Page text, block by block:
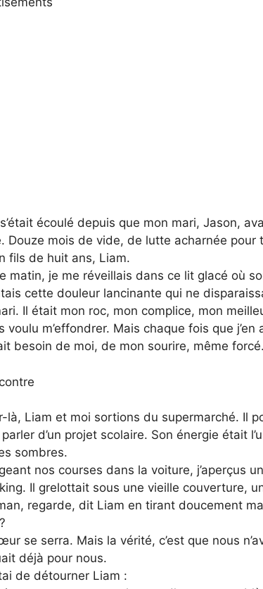
écoulé depuis que mon mari, Jason,
Douze mois de vide, de lutte acharnée
fils de huit ans, Liam.
matin, je me réveillais dans ce lit glacé où
cette douleur lancinante qui ne
Il était mon roc, mon complice, mon
voulu m’effondrer. Mais chaque fois que
besoin de moi, de mon sourire, même forcé.
là, Liam et moi sortions du supermarché. Il
d’un projet scolaire. Son énergie était
sombres.
nos courses dans la voiture, j’aperçus
Il grelottait sous une vieille couverture,
regarde, dit Liam en tirant doucement
se serra. Mais la vérité, c’est que nous
déjà pour nous.
de détourner Liam :